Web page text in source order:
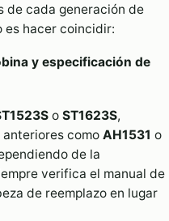
de cada generación de
es hacer coincidir:
y especificación de
o ST1623S,
como AH1531 o
de la
verifica el manual de
de reemplazo en lugar